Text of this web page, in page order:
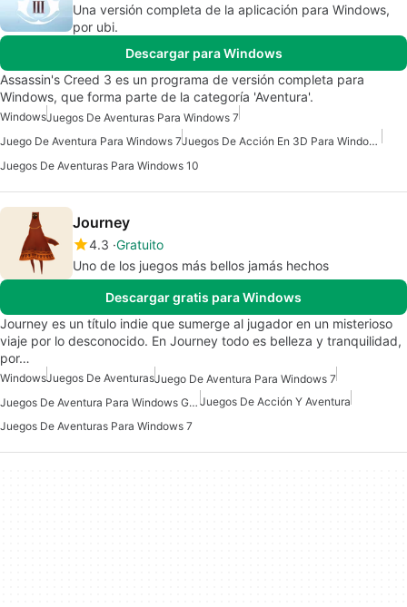
Una versión completa de la aplicación para Windows,
por ubi.
Descargar para Windows
Assassin's Creed 3 es un programa de versión completa para
Windows, que forma parte de la categoría 'Aventura'.
WindowsJuegos De Aventuras Para Windows 7
Juego De Aventura Para Windows 7
Juegos De Acción En 3D Para Windows
Juegos De Aventuras Para Windows 10
Journey
4.3 Gratuito
Uno de los juegos más bellos jamás hechos
Descargar gratis para Windows
Journey es un título indie que sumerge al jugador en un misterioso
viaje por lo desconocido. En Journey todo es belleza y tranquilidad,
por…
WindowsJuegos De AventurasJuego De Aventura Para Windows 7
Juegos De Aventura Para Windows Gratis Juegos De Acción Y Aventura
Juegos De Aventuras Para Windows 7